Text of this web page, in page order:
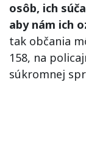
osôb, ich
aby nám ich
tak občania
158, na
súkromnej